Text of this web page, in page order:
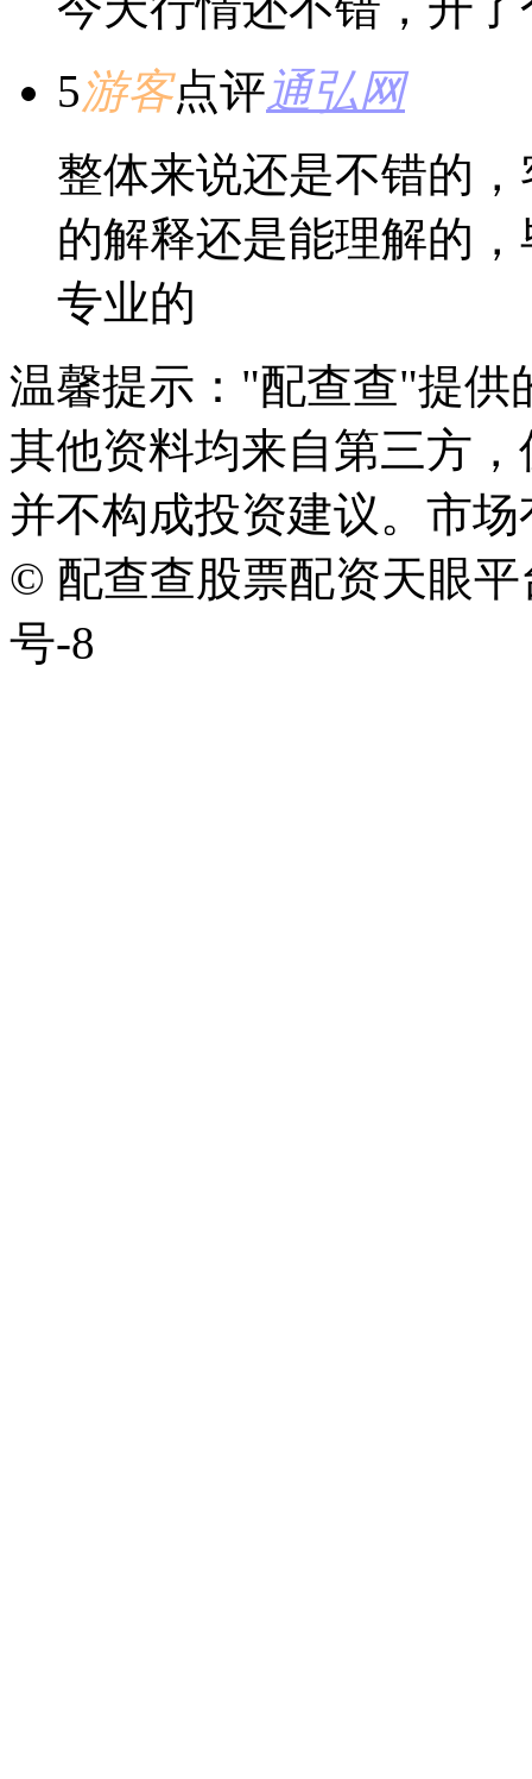
5游客点评通弘网
整体来说还是不错的
的解释还是能理解的
专业的
温馨提示："配查查"提供
其他资料均来自第三方
并不构成投资建议。市
© 配查查股票配资天眼平
号-8